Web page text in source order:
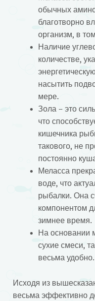
обычных
благотворно
организм, в
Наличие
количестве,
насытить
мере.
Зола – это
что
кишечника
такового, не
постоянно
Меласса
воде, что
рыбалки. Она
компонентом
зимнее время.
На основании
сухие смеси,
весьма удобно.
Исходя из
весьма эффективно